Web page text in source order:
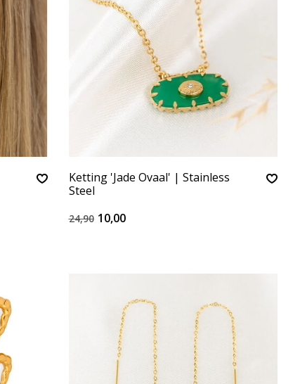
Ketting 'Jade Ovaal' | Stainless
Steel
24,90 10,00